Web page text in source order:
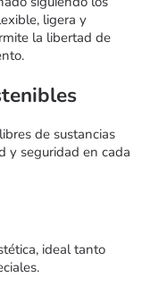
ligera y
la libertad de
de sustancias
y seguridad en cada
ideal tanto